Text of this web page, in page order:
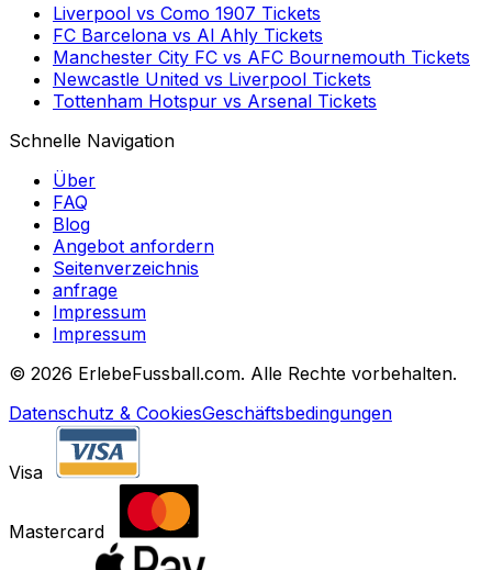
Liverpool vs Como 1907 Tickets
FC Barcelona vs Al Ahly Tickets
Manchester City FC vs AFC Bournemouth Tickets
Newcastle United vs Liverpool Tickets
Tottenham Hotspur vs Arsenal Tickets
Schnelle Navigation
Über
FAQ
Blog
Angebot anfordern
Seitenverzeichnis
anfrage
Impressum
Impressum
© 2026 ErlebeFussball.com. Alle Rechte vorbehalten.
Datenschutz & CookiesGeschäftsbedingungen
Visa
Mastercard